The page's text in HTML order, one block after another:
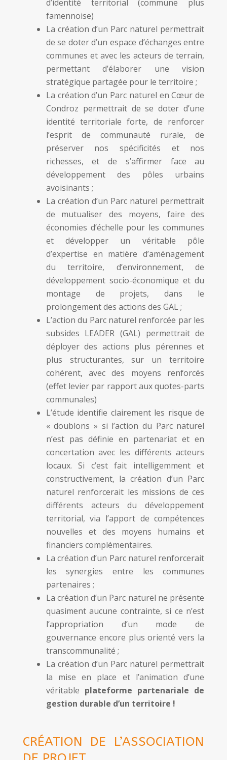
d’identité territorial (commune plus
famennoise)
La création d’un Parc naturel permettrait
de se doter d’un espace d’échanges entre
communes et avec les acteurs de terrain,
permettant d’élaborer une vision
stratégique partagée pour le territoire ;
La création d’un Parc naturel en Cœur de
Condroz permettrait de se doter d’une
identité territoriale forte, de renforcer
l’esprit de communauté rurale, de
préserver nos spécificités et nos
richesses, et de s’affirmer face au
développement des pôles urbains
avoisinants ;
La création d’un Parc naturel permettrait
de mutualiser des moyens, faire des
économies d’échelle pour les communes
et développer un véritable pôle
d’expertise en matière d’aménagement
du territoire, d’environnement, de
développement socio-économique et du
montage de projets, dans le
prolongement des actions des GAL ;
L’action du Parc naturel renforcée par les
subsides LEADER (GAL) permettrait de
déployer des actions plus pérennes et
plus structurantes, sur un territoire
cohérent, avec des moyens renforcés
(effet levier par rapport aux quotes-parts
communales)
L’étude identifie clairement les risque de
« doublons » si l’action du Parc naturel
n’est pas définie en partenariat et en
concertation avec les différents acteurs
locaux. Si c’est fait intelligemment et
constructivement, la création d’un Parc
naturel renforcerait les missions de ces
différents acteurs du développement
territorial, via l’apport de compétences
nouvelles et des moyens humains et
financiers complémentaires.
La création d’un Parc naturel renforcerait
les synergies entre les communes
partenaires ;
La création d’un Parc naturel ne présente
quasiment aucune contrainte, si ce n’est
l’appropriation d’un mode de
gouvernance encore plus orienté vers la
transcommunalité ;
La création d’un Parc naturel permettrait
la mise en place et l’animation d’une
véritable plateforme partenariale de
gestion durable d’un territoire !
CRÉATION DE L’ASSOCIATION